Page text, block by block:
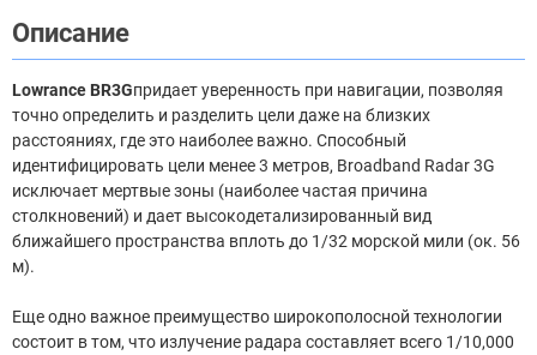
Описание
Lowrance BR3Gпридает уверенность при навигации, позволяя
точно определить и разделить цели даже на близких
расстояниях, где это наиболее важно. Способный
идентифицировать цели менее 3 метров, Broadband Radar 3G
исключает мертвые зоны (наиболее частая причина
столкновений) и дает высокодетализированный вид
ближайшего пространства вплоть до 1/32 морской мили (ок. 56
м).
Еще одно важное преимущество широкополосной технологии
состоит в том, что излучение радара составляет всего 1/10,000